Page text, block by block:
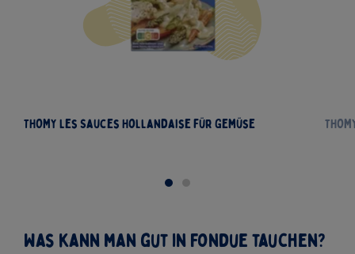
THOMY Les Sauces Hollandaise für Gemüse
Was kann man gut in Fondue tauchen?